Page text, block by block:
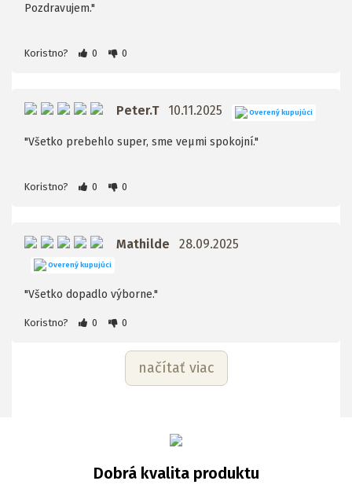
Pozdravujem."
Koristno? 0 0
Peter.T 10.11.2025 Overený kupujúci
"Všetko prebehlo super, sme veµmi spokojní."
Koristno? 0 0
Mathilde 28.09.2025
Overený kupujúci
"Všetko dopadlo výborne."
Koristno? 0 0
načítať viac
Dobrá kvalita produktu